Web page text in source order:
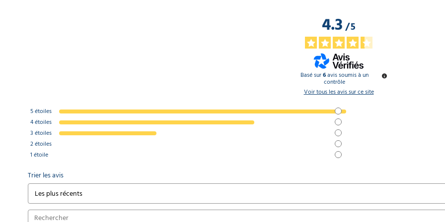
4.3/5
Basé sur6avis soumis à un
contrôle
Voir tous les avis sur ce site
5étoiles
4étoiles
3 étoiles
2étoiles
1 étoile
Trier les avis